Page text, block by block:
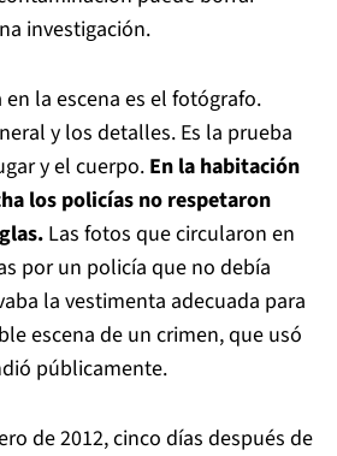
investigación.
la escena es el fotógrafo.
y los detalles. Es la prueba
y el cuerpo. En la habitación
los policías no respetaron
Las fotos que circularon en
por un policía que no debía
la vestimenta adecuada para
escena de un crimen, que usó
públicamente.
de 2012, cinco días después de